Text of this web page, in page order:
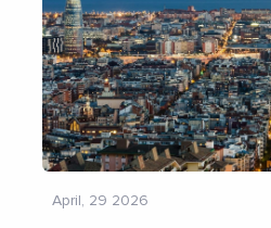
April, 29 2026